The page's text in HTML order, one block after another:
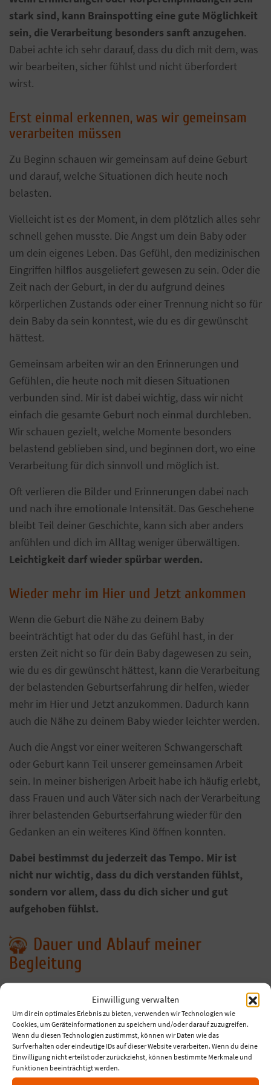
Einwilligung verwalten
Um dir ein optimales Erlebnis zu bieten, verwenden wir Technologien wie
Cookies, um Geräteinformationen zu speichern und/oder darauf zuzugreifen.
Wenn du diesen Technologien zustimmst, können wir Daten wie das
Surfverhalten oder eindeutige IDs auf dieser Website verarbeiten. Wenn du deine
Einwilligung nicht erteilst oder zurückziehst, können bestimmte Merkmale und
Funktionen beeinträchtigt werden.
stark sind, kann Brainspotting eine gute Möglichkeit
sein, die Verarbeitung besonders sanft anzugehen.
Dabei achte ich sehr darauf, dass du dich mit dem, was
wir bearbeiten, sicher fühlst und nicht überfordert
wirst.
Erst einmal erkennen, was wir gemeinsam
verarbeiten müssen
Zu Beginn schauen wir gemeinsam auf deine Geburt
und darauf, welche Situationen dich heute noch
belasten.
Vielleicht ist es der Moment, in dem plötzlich alles sehr
schnell gehen musste. Die Angst um dein Baby oder
um dein eigenes Leben. Das Gefühl, den medizinischen
Eingriffen hilflos ausgeliefert gewesen zu sein. Oder die
Zeit nach der Geburt, in der du aufgrund deines
körperlichen Zustands oder einer Trennung nicht so für
dein Baby da sein konntest, wie du es dir gewünscht
hättest.
Gemeinsam arbeiten wir an den Erinnerungen und
Gefühlen, die heute noch mit diesen Situationen
verbunden sind. Mir ist dabei wichtig, dass wir nicht
einfach die gesamte Geburt noch einmal durchleben.
Wir schauen gezielt, welche Momente besonders
belastend geblieben sind, und beginnen dort, wo eine
Verarbeitung für dich sinnvoll und möglich ist.
Oft verlieren die Bilder und Erinnerungen dabei nach
und nach ihre emotionale Intensität. Das Geschehene
bleibt Teil deiner Geschichte, kann sich aber anders
anfühlen und dich im Alltag weniger überwältigen.
Leichtigkeit darf wieder spürbar werden.
Wieder mehr im Hier und Jetzt ankommen
Wenn die Geburt die Nähe zu deinem Baby
beeinträchtigt hat oder du das Gefühl hast, in der
ersten Zeit nicht so für dein Baby dagewesen zu sein,
wie du es dir gewünscht hättest, kann die Verarbeitung
der belastenden Geburtserfahrung dir helfen, wieder
mehr im Hier und Jetzt anzukommen. Dadurch kann
auch die Nähe zu deinem Baby wieder leichter werden.
Auch die Angst vor einer weiteren Schwangerschaft
oder Geburt kann Teil unserer gemeinsamen Arbeit
sein. In meiner bisherigen Arbeit habe ich häufig erlebt,
dass Frauen und auch Väter sich nach der Verarbeitung
ihrer belastenden Geburtserfahrung wieder für den
Gedanken an ein weiteres Kind öffnen konnten.
Dabei bestimmst du jederzeit das Tempo. Mir ist
nicht nur wichtig, dass du dich verstanden fühlst,
sondern vor allem, dass du dich sicher und gut
aufgehoben fühlst.
Dauer und Ablauf meiner
Begleitung
1. Kostenfreies Kennenlerngespräch
Im kostenfreien Kennenlerngespräch schauen wir
zunächst gemeinsam, ob meine Begleitung zu deiner
Situation passt und welche Unterstützung du dir
wünschst.